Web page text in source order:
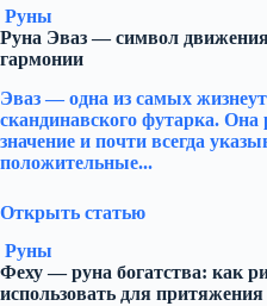
Руны
Руна Эваз — символ
гармонии
Эваз — одна из самых
скандинавского футарка. Она
значение и почти всегда
положительные...
Открыть статью
Руны
Феху — руна богатства: как
использовать для